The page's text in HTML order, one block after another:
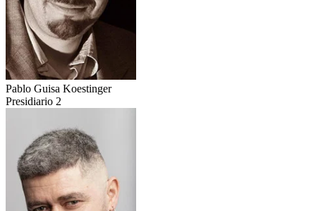
Pablo Guisa Koestinger
Presidiario 2